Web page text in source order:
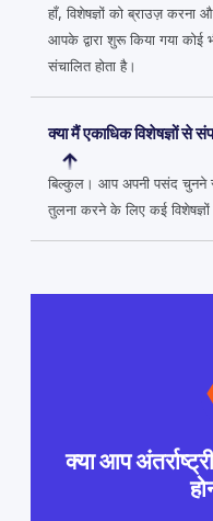
हाँ, विशेषज्ञों को ब्राउज़
आपके द्वारा शुरू किया गया
संचालित होता है।
क्या मैं एकाधिक विशेषज्ञों से
बिल्कुल। आप अपनी पसंद चुनने
तुलना करने के लिए कई
क्या आप